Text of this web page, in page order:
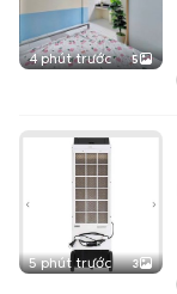
4 phút trước 5
5 phút trước 3